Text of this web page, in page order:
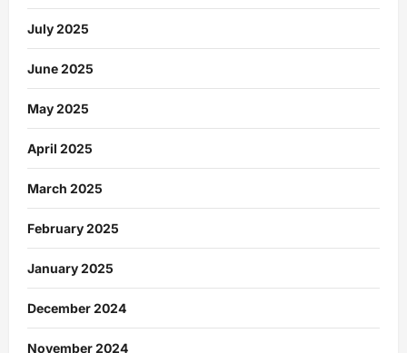
July 2025
June 2025
May 2025
April 2025
March 2025
February 2025
January 2025
December 2024
November 2024